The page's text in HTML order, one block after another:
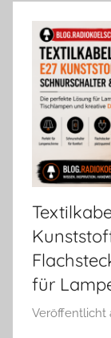
für
Veröffentlicht